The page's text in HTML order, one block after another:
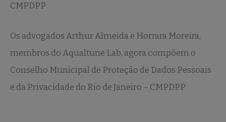
CMPDPP
Os advogados Arthur Almeida e Horrara Moreira,
membros do Aqualtune Lab, agora compõem o
Conselho Municipal de Proteção de Dados Pessoais
e da Privacidade do Rio de Janeiro – CMPDPP